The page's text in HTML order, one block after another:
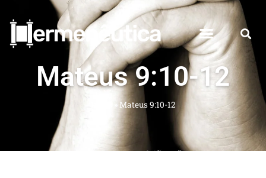
Mateus 9:10-12
» Mateus 9:10-12